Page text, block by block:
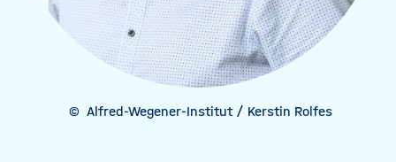
© Alfred-Wegener-Institut / Kerstin Rolfes